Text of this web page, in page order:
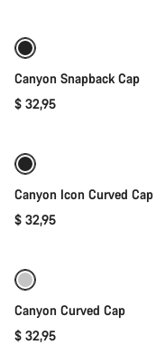
Canyon Snapback Cap
$ 32,95
Canyon Icon Curved Cap
$ 32,95
Canyon Curved Cap
$ 32,95